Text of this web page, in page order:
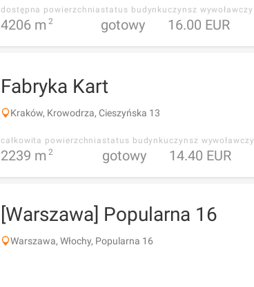
dostępna powierzchnia
4206 m 2
status budynku
gotowy
czynsz wywoławczy
16.00 EUR
Fabryka Kart
Kraków, Krowodrza, Cieszyńska 13
całkowita powierzchnia
2239 m 2
status budynku
gotowy
czynsz wywoławczy
14.40 EUR
[Warszawa] Popularna 16
Warszawa, Włochy, Popularna 16